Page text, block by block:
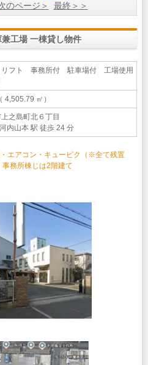
のページ＞ 最終＞＞
兼工場 一棟貸し物件
フト 事務所付 駐車場付 工場使用
4,505.79 ㎡）
之島町北６丁目
内山本 駅 徒歩 24 分
エアコン・キュービク（※全て残置
務所棟じは2階建て